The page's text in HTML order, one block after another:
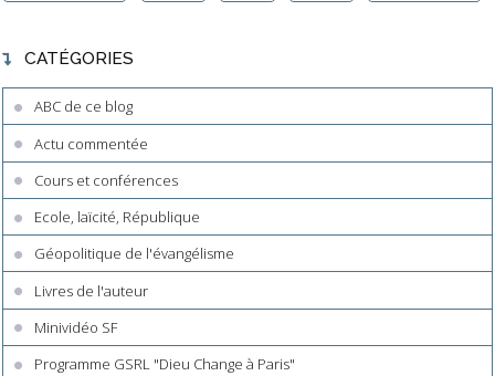
CATÉGORIES
ABC de ce blog
Actu commentée
Cours et conférences
Ecole, laïcité, République
Géopolitique de l'évangélisme
Livres de l'auteur
Minividéo SF
Programme GSRL "Dieu Change à Paris"